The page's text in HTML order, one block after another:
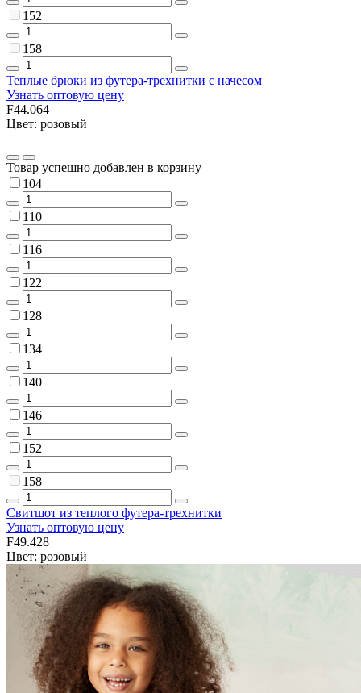
152
158
Теплые брюки из футера-трехнитки с начесом
Узнать оптовую цену
F44.064
Цвет: розовый
Товар успешно добавлен в корзину
104
110
116
122
128
134
140
146
152
158
Свитшот из теплого футера-трехнитки
Узнать оптовую цену
F49.428
Цвет: розовый